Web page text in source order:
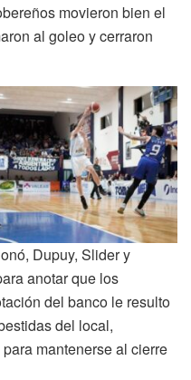
movieron bien el
al goleo y cerraron
Dupuy, Slider y
anotar que los
del banco le resulto
del local,
mantenerse al cierre